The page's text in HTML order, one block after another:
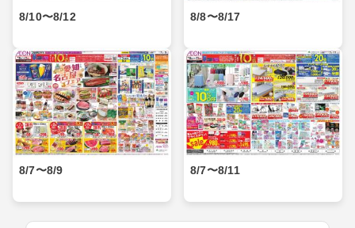
8/10〜8/12 8/8〜8/17
8/7〜8/9 8/7〜8/11